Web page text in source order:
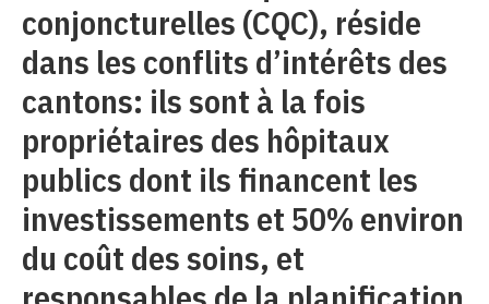
conjoncturelles (CQC), réside
dans les conflits d’intérêts des
cantons: ils sont à la fois
propriétaires des hôpitaux
publics dont ils financent les
investissements et 50% environ
du coût des soins, et